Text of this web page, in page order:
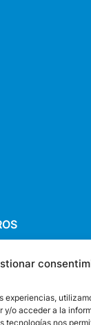
experiencias,
y/o acceder a la
tecnologías nos